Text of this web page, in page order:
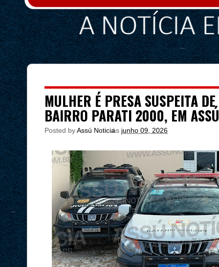
MULHER É PRESA SUSPEITA
BAIRRO PARATI 2000, EM ASSÚ
Posted byAssú Noticia
às junho 09, 2026